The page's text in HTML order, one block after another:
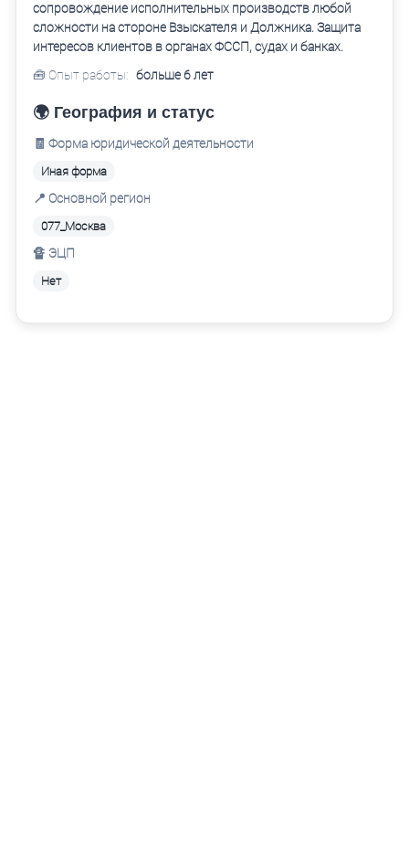
сопровождение исполнительных производств любой
сложности на стороне Взыскателя и Должника. Защита
интересов клиентов в органах ФССП, судах и банках.
🧰 Опыт работы: больше 6 лет
🌍 География и статус
🧾 Форма юридической деятельности
Иная форма
📍 Основной регион
077_Москва
🔏 ЭЦП
Нет